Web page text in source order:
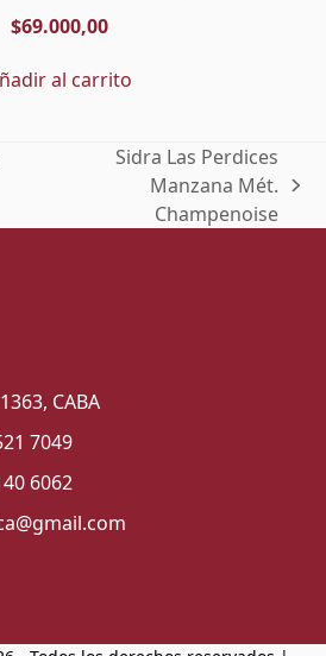
$69.000,00
al carrito
post:
Sidra Las Perdices
Manzana Mét.
Champenoise
CABA
7049
6062